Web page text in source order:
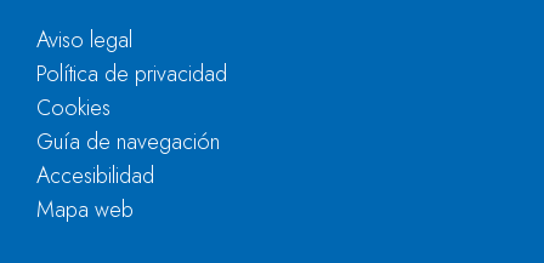
Aviso legal
Política de privacidad
Cookies
Guía de navegación
Accesibilidad
Mapa web